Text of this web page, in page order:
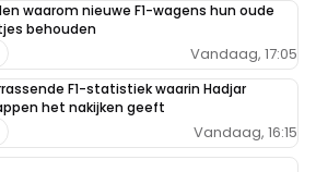
waarom nieuwe F1-wagens hun oude
behouden
Vandaag, 17:05
F1-statistiek waarin Hadjar
het nakijken geeft
Vandaag, 16:15